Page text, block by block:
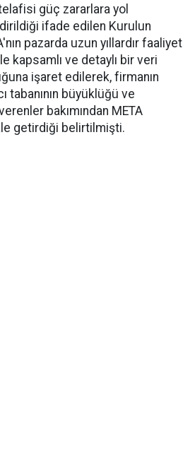
güç zararlara yol
ifade edilen Kurulun
pazarda uzun yıllardır faaliyet
kapsamlı ve detaylı bir veri
işaret edilerek, firmanın
tabanının büyüklüğü ve
bakımından META
getirdiği belirtilmişti.